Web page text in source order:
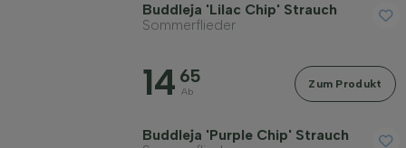
Buddleja 'Lilac Chip' Strauch
Sommerflieder
14 65
Ab
Zum Produkt
Buddleja 'Purple Chip' Strauch